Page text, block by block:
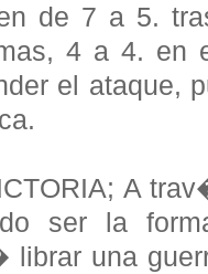
de 7 a 5.
4 a 4. en
el ataque,
A
ser la
una